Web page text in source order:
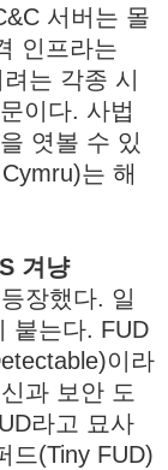
서버는 몰
인프라는
는 각종 시
이다. 사법
엿볼 수 있
는 해
겨냥
장했다. 일
붙는다. FUD
이라
과 보안 도
라고 묘사
드(Tiny FUD)